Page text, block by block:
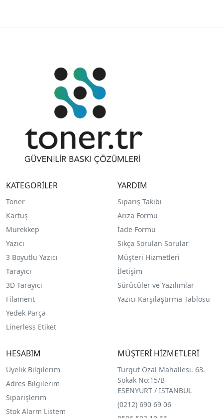
KATEGORİLER
Toner
Kartuş
Mürekkep
Yazıcı
3 Boyutlu Yazıcı
Tarayıcı
3D Tarayıcı
Filament
Yedek Parça
Linerless Etiket
YARDIM
Sipariş Takibi
Arıza Formu
İade Formu
Sıkça Sorulan Sorular
Müşteri Hizmetleri
İletişim
Sürücüler ve Yazılımlar
Yazıcı Karşılaştırma Tablosu
HESABIM
Üyelik Bilgilerim
Adres Bilgilerim
Siparişlerim
Stok Alarm Listem
MÜŞTERİ HİZMETLERİ
Turgut Özal Mahallesi. 63.
Sokak No:15/B
ESENYURT / İSTANBUL
(0212) 690 69 06